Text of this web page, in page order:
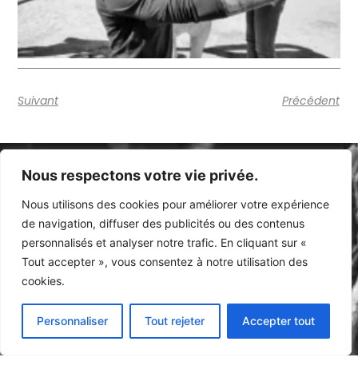
Nous respectons votre vie privée.
Nous utilisons des cookies pour améliorer votre expérience
de navigation, diffuser des publicités ou des contenus
personnalisés et analyser notre trafic. En cliquant sur «
Tout accepter », vous consentez à notre utilisation des
cookies.
Personnaliser Tout rejeter Accepter tout
Suivant Précédent
Qui suis-je ?
Mes prestationsLes fondamentaux
Blog